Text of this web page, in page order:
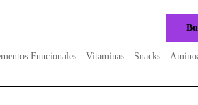
Funcionales Vitaminas Snacks